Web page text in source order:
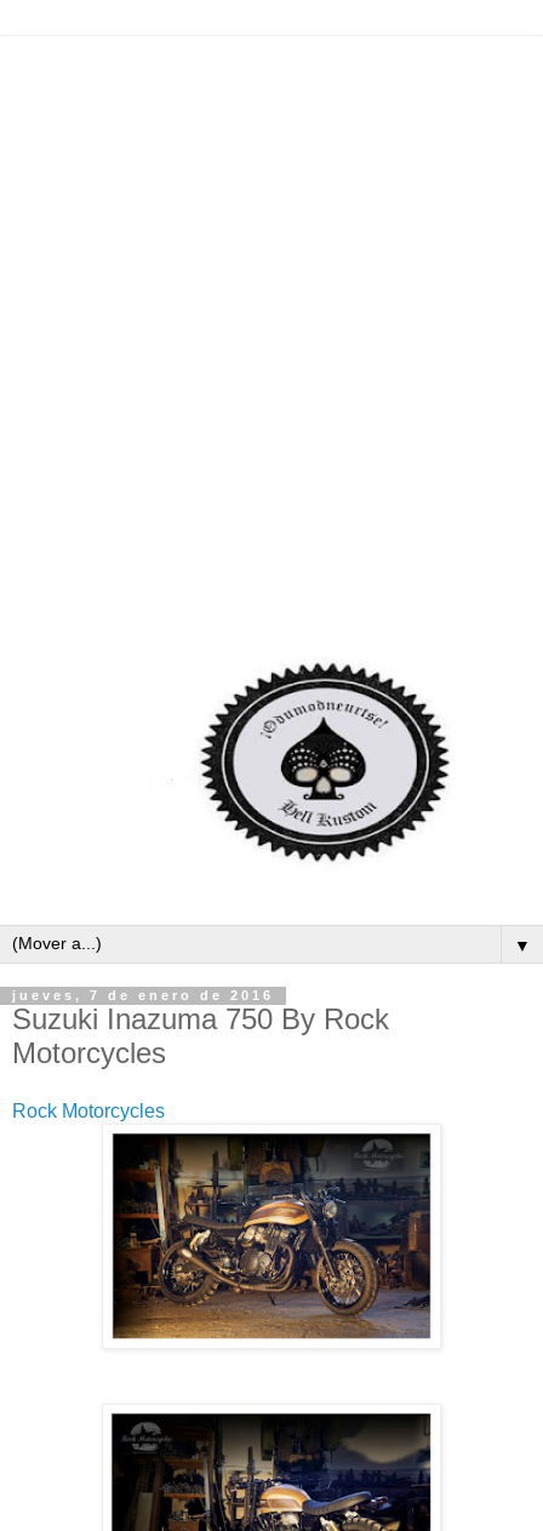
▼
jueves, 7 de enero de 2016
Suzuki Inazuma 750 By Rock
Motorcycles
Rock Motorcycles